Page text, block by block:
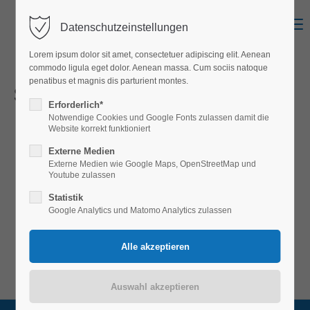
Login
Benutzername
Passwort
Anmelden
Register|Lost your password?
Support
Sitemap
Dienstleistungen
Referenzen
Jobs
Datenschutzeinstellungen
Lorem ipsum dolor sit amet, consectetuer adipiscing elit. Aenean
commodo ligula eget dolor. Aenean massa. Cum sociis natoque
penatibus et magnis dis parturient montes.
Erforderlich*
Notwendige Cookies und Google Fonts zulassen damit die
Website korrekt funktioniert
Externe Medien
Externe Medien wie Google Maps, OpenStreetMap und
Youtube zulassen
Statistik
Google Analytics und Matomo Analytics zulassen